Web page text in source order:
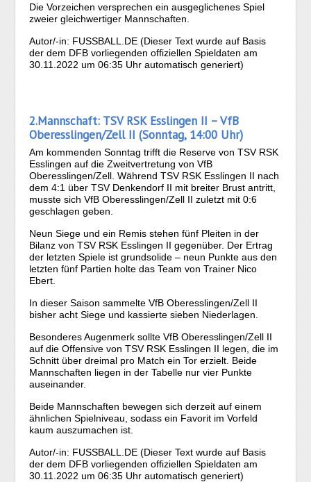
Die Vorzeichen versprechen ein ausgeglichenes Spiel
zweier gleichwertiger Mannschaften.
Autor/-in: FUSSBALL.DE (Dieser Text wurde auf Basis
der dem DFB vorliegenden offiziellen Spieldaten am
30.11.2022 um 06:35 Uhr automatisch generiert)
2.Mannschaft: TSV RSK Esslingen II – VfB
Oberesslingen/Zell II (Sonntag, 14:00 Uhr)
Am kommenden Sonntag trifft die Reserve von TSV RSK
Esslingen auf die Zweitvertretung von VfB
Oberesslingen/Zell. Während TSV RSK Esslingen II nach
dem 4:1 über TSV Denkendorf II mit breiter Brust antritt,
musste sich VfB Oberesslingen/Zell II zuletzt mit 0:6
geschlagen geben.
Neun Siege und ein Remis stehen fünf Pleiten in der
Bilanz von TSV RSK Esslingen II gegenüber. Der Ertrag
der letzten Spiele ist grundsolide – neun Punkte aus den
letzten fünf Partien holte das Team von Trainer Nico
Ebert.
In dieser Saison sammelte VfB Oberesslingen/Zell II
bisher acht Siege und kassierte sieben Niederlagen.
Besonderes Augenmerk sollte VfB Oberesslingen/Zell II
auf die Offensive von TSV RSK Esslingen II legen, die im
Schnitt über dreimal pro Match ein Tor erzielt. Beide
Mannschaften liegen in der Tabelle nur vier Punkte
auseinander.
Beide Mannschaften bewegen sich derzeit auf einem
ähnlichen Spielniveau, sodass ein Favorit im Vorfeld
kaum auszumachen ist.
Autor/-in: FUSSBALL.DE (Dieser Text wurde auf Basis
der dem DFB vorliegenden offiziellen Spieldaten am
30.11.2022 um 06:35 Uhr automatisch generiert)